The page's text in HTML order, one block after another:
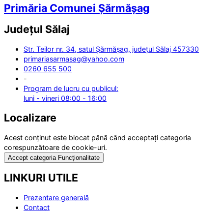
Primăria Comunei Șărmășag
Județul Sălaj
Str. Teilor nr. 34, satul Șărmășag, județul Sălaj 457330
primariasarmasag@yahoo.com
0260 655 500
-
Program de lucru cu publicul:
luni - vineri 08:00 - 16:00
Localizare
Acest conținut este blocat până când acceptați categoria
corespunzătoare de cookie-uri.
Accept categoria Funcționalitate
LINKURI UTILE
Prezentare generală
Contact